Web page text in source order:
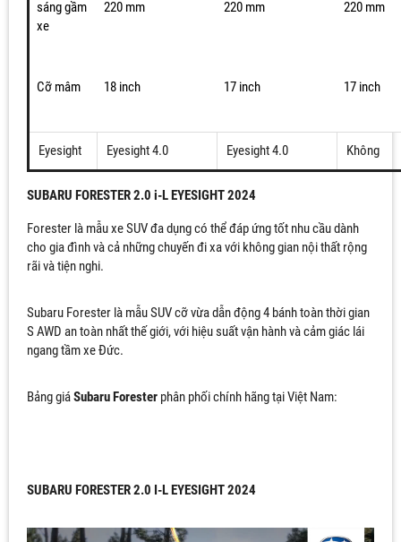
sáng gầm
xe
220 mm 220 mm 220 mm
Cỡ mâm 18 inch 17 inch 17 inch
Eyesight Eyesight 4.0 Eyesight 4.0 Không
SUBARU FORESTER 2.0 i-L EYESIGHT 2024
Forester là mẫu xe SUV đa dụng có thể đáp ứng tốt nhu cầu dành
cho gia đình và cả những chuyến đi xa với không gian nội thất rộng
rãi và tiện nghi.
Subaru Forester là mẫu SUV cỡ vừa dẫn động 4 bánh toàn thời gian
S AWD an toàn nhất thế giới, với hiệu suất vận hành và cảm giác lái
ngang tầm xe Đức.
Bảng giáSubaru Forester phân phối chính hãng tại Việt Nam:
SUBARU FORESTER 2.0 I-L EYESIGHT 2024